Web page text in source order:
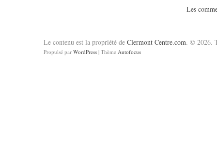
Les
Le contenu est la propriété de Clermont Centre.com. © 2026.
Propulsé par WordPress | Thème Autofocus